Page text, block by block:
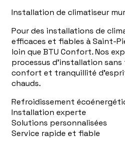
Installation de climatiseur
Pour des installations de
efficaces et fiables à Saint-
loin que BTU Confort. Nos
processus d'installation
confort et tranquillité
chauds.
Refroidissement
Installation experte
Solutions personnalisées
Service rapide et fiable